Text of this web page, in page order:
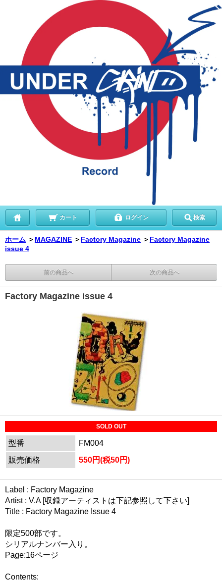
カート ログイン 検索
ホーム ＞ MAGAZINE ＞ Factory Magazine ＞ Factory Magazine
issue 4
前の商品へ 次の商品へ
Factory Magazine issue 4
SOLD OUT
型番
FM004
販売価格
550円(税50円)
Label : Factory Magazine
Artist : V.A [収録アーティストは下記参照して下さい]
Title : Factory Magazine Issue 4
限定500部です。
シリアルナンバー入り。
Page:16ページ
Contents: